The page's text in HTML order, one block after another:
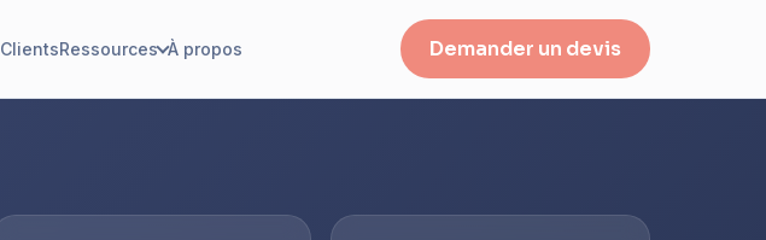
ClientsRessources À propos Demander un devis